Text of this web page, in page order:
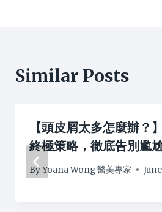
Similar Posts
【頭皮屑太多怎麼辦？
終極策略，徹底告別尷
ByYoana Wong 醫美專家